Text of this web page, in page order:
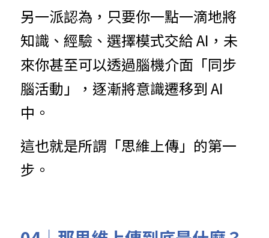
另一派認為，只要你一點一滴地將
知識、經驗、選擇模式交給 AI，未
來你甚至可以透過腦機介面「同步
腦活動」，逐漸將意識遷移到 AI
中。
這也就是所謂「思維上傳」的第一
步。